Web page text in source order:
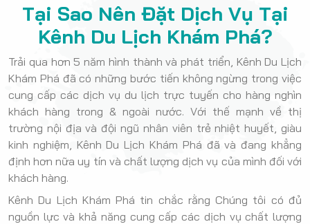
Tại Sao Nên Đặt Dịch Vụ Tại
Kênh Du Lịch Khám Phá?
Trải qua hơn 5 năm hình thành và phát triển, Kênh Du Lịch
Khám Phá đã có những bước tiến không ngừng trong việc
cung cấp các dịch vụ du lịch trực tuyến cho hàng nghìn
khách hàng trong & ngoài nước. Với thế mạnh về thị
trường nội địa và đội ngũ nhân viên trẻ nhiệt huyết, giàu
kinh nghiệm, Kênh Du Lịch Khám Phá đã và đang khẳng
định hơn nữa uy tín và chất lượng dịch vụ của mình đối với
khách hàng.
Kênh Du Lịch Khám Phá tin chắc rằng Chúng tôi có đủ
nguồn lực và khả năng cung cấp các dịch vụ chất lượng